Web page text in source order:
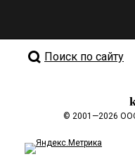
Поиск по сайту
© 2001—2026